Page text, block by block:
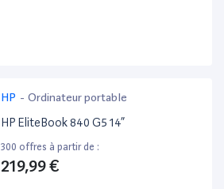
HP - Ordinateur portable
HP EliteBook 840 G5 14”
300 offres à partir de :
219,99 €